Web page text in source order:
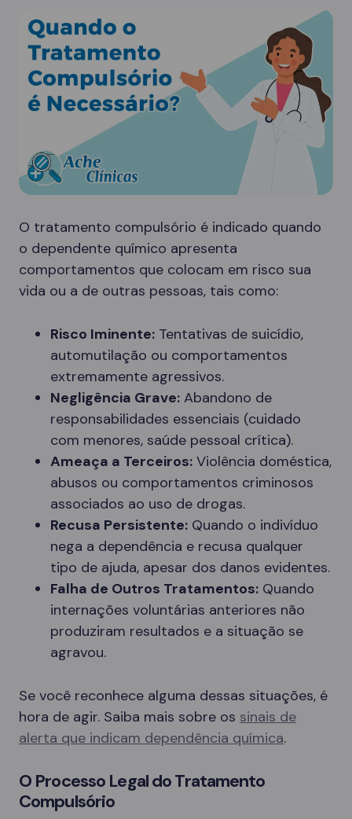
O tratamento compulsório é indicado quando
o dependente químico apresenta
comportamentos que colocam em risco sua
vida ou a de outras pessoas, tais como:
Risco Iminente: Tentativas de suicídio,
automutilação ou comportamentos
extremamente agressivos.
Negligência Grave: Abandono de
responsabilidades essenciais (cuidado
com menores, saúde pessoal crítica).
Ameaça a Terceiros: Violência doméstica,
abusos ou comportamentos criminosos
associados ao uso de drogas.
Recusa Persistente: Quando o indivíduo
nega a dependência e recusa qualquer
tipo de ajuda, apesar dos danos evidentes.
Falha de Outros Tratamentos: Quando
internações voluntárias anteriores não
produziram resultados e a situação se
agravou.
Se você reconhece alguma dessas situações, é
hora de agir. Saiba mais sobre os sinais de
alerta que indicam dependência química.
O Processo Legal do Tratamento
Compulsório